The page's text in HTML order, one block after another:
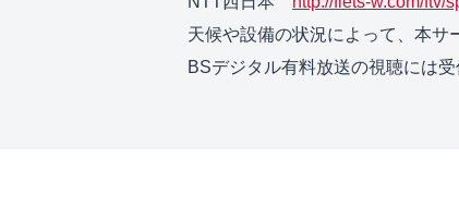
天候や設備の状況によって、本サ
BSデジタル有料放送の視聴には